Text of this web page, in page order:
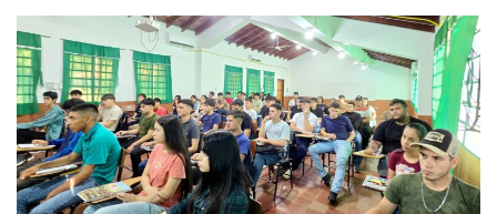
Inició
el
Curso
Probatorio